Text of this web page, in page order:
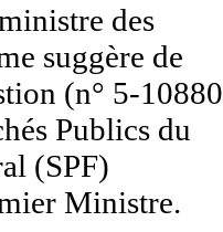
des
suggère de
(n° 5-
Publics du
(SPF)
Ministre.